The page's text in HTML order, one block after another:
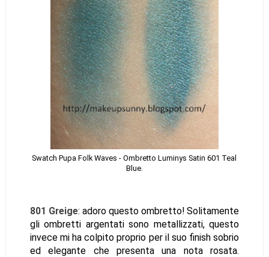
Swatch Pupa Folk Waves - Ombretto Luminys Satin 601 Teal
Blue.
801 Greige: adoro questo ombretto! Solitamente
gli ombretti argentati sono metallizzati, questo
invece mi ha colpito proprio per il suo finish sobrio
ed elegante che presenta una nota rosata.